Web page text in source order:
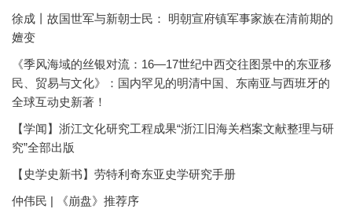
徐成丨故国世军与新朝士民： 明朝宣府镇军事家族在清前期的
嬗变
《季风海域的丝银对流：16—17世纪中西交往图景中的东亚移
民、贸易与文化》：国内罕见的明清中国、东南亚与西班牙的
全球互动史新著！
【学闻】浙江文化研究工程成果“浙江旧海关档案文献整理与研
究”全部出版
【史学史新书】劳特利奇东亚史学研究手册
仲伟民 | 《崩盘》推荐序